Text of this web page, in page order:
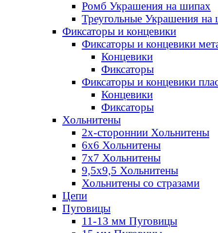
Ромб Украшения на шипах
Треугольные Украшения на
Фиксаторы и концевики
Фиксаторы и концевики
Концевики
Фиксаторы
Фиксаторы и концевики
Концевики
Фиксаторы
Хольнитены
2х-стороннии Хольнитены
6х6 Хольнитены
7х7 Хольнитены
9,5х9,5 Хольнитены
Хольнитены со стразами
Цепи
Пуговицы
11-13 мм Пуговицы